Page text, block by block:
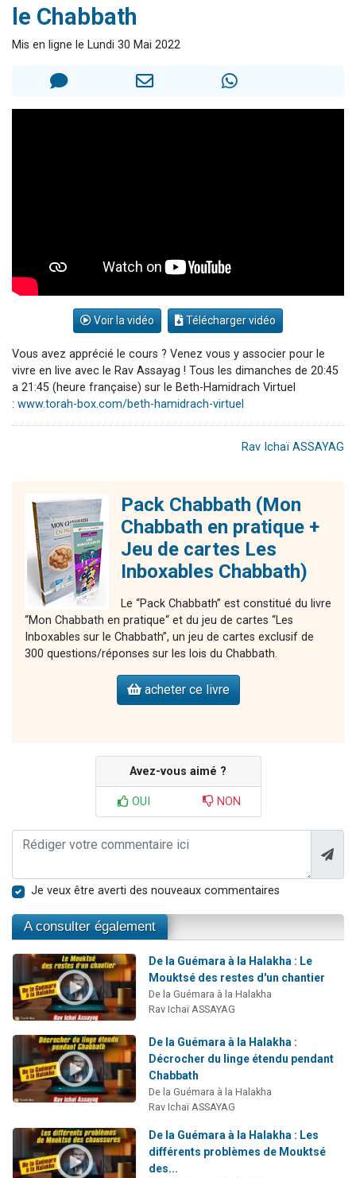
Il reste 49 places pour étudier en groupe sur Zoom
2 nouvelles musiques dans Torah-Box Music
6 personnes viennent de nous rejoindre sur WhatsApp
le Chabbath
Mis en ligne le Lundi 30 Mai 2022
Voir la vidéo Télécharger vidéo
Vous avez apprécié le cours ? Venez vous y associer pour le
vivre en live avec le Rav Assayag ! Tous les dimanches de 20:45
a 21:45 (heure française) sur le Beth-Hamidrach Virtuel
: www.torah-box.com/beth-hamidrach-virtuel
Rav Ichaï ASSAYAG
Pack Chabbath (Mon
Chabbath en pratique +
Jeu de cartes Les
Inboxables Chabbath)
Le “Pack Chabbath” est constitué du livre
“Mon Chabbath en pratique“ et du jeu de cartes “Les
Inboxables sur le Chabbath”, un jeu de cartes exclusif de
300 questions/réponses sur les lois du Chabbath.
acheter ce livre
Avez-vous aimé ?
OUI NON
Je veux être averti des nouveaux commentaires
A consulter également
De la Guémara à la Halakha : Le
Mouktsé des restes d'un chantier
De la Guémara à la Halakha
Rav Ichaï ASSAYAG
De la Guémara à la Halakha :
Décrocher du linge étendu pendant
Chabbath
De la Guémara à la Halakha
Rav Ichaï ASSAYAG
De la Guémara à la Halakha : Les
différents problèmes de Mouktsé
des...